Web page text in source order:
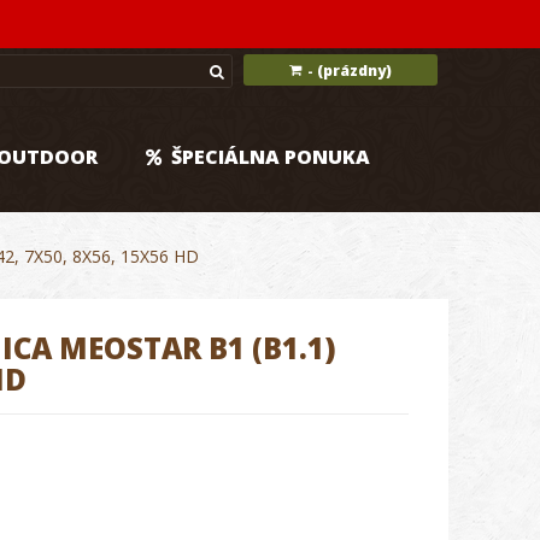
- (prázdny)
ŠPECIÁLNA PONUKA
7X50, 8X56, 15X56 HD
MEOSTAR B1 (B1.1)